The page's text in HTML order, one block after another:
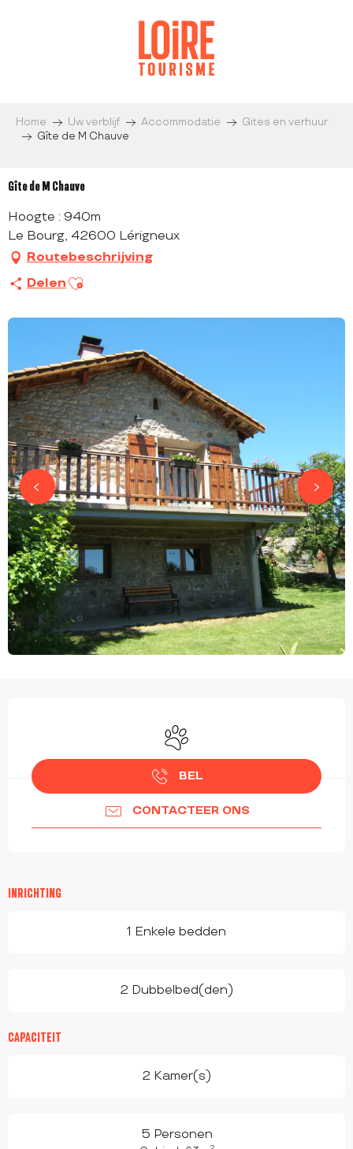
Home Uw verblijf Accommodatie
Gites en verhuur
Gîte de M Chauve
Gîte de M Chauve
Hoogte : 940m
Le Bourg, 42600 Lérigneux
Routebeschrijving
Delen Ajouter aux favoris
Dieren toegelaten
BEL
CONTACTEER ONS
INRICHTING
1 Enkele bedden
2 Dubbelbed(den)
CAPACITEIT
2 Kamer(s)
5 Personen